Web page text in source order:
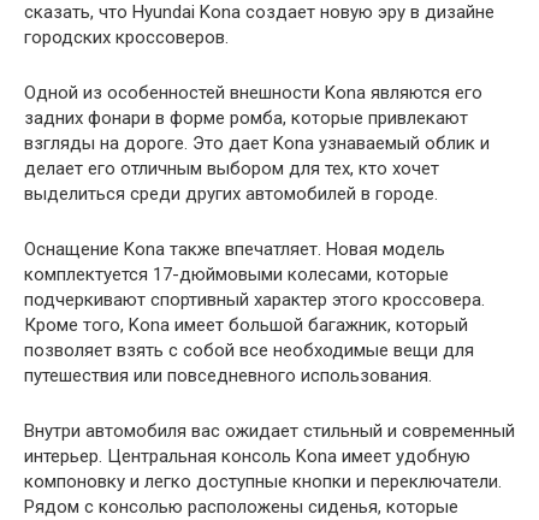
сказать, что Hyundai Kona создает новую эру в дизайне
городских кроссоверов.
Одной из особенностей внешности Kona являются его
задних фонари в форме ромба, которые привлекают
взгляды на дороге. Это дает Kona узнаваемый облик и
делает его отличным выбором для тех, кто хочет
выделиться среди других автомобилей в городе.
Оснащение Kona также впечатляет. Новая модель
комплектуется 17-дюймовыми колесами, которые
подчеркивают спортивный характер этого кроссовера.
Кроме того, Kona имеет большой багажник, который
позволяет взять с собой все необходимые вещи для
путешествия или повседневного использования.
Внутри автомобиля вас ожидает стильный и современный
интерьер. Центральная консоль Kona имеет удобную
компоновку и легко доступные кнопки и переключатели.
Рядом с консолью расположены сиденья, которые